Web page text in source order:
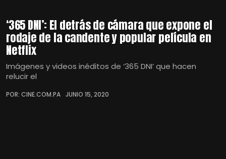
‘365 DNI’: El detrás de cámara que expone el
rodaje de la candente y popular película en
Netflix
Imágenes y videos inéditos de ‘365 DNI’ que hacen
relucir el
POR: CINE.COM.PA JUNIO 15, 2020